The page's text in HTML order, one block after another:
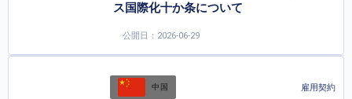
ス国際化十か条について
公開日：2026-06-29
中国 雇用契約